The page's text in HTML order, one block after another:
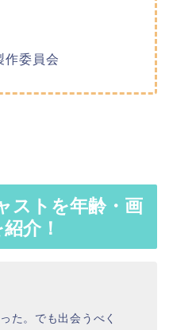
作委員会
ストを年齢・画
介！
た。でも出会うべく